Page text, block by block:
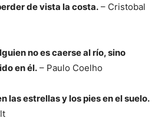
de vista la costa. – Cristobal
no es caerse al río, sino
en él. – Paulo Coelho
las estrellas y los pies en el suelo.